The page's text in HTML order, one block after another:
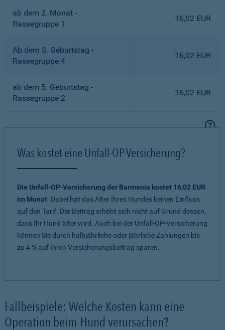
ab dem 2. Monat -
Rassegruppe 1
16,02 EUR
Ab dem 3. Geburtstag -
Rassegruppe 4
16,02 EUR
ab dem 5. Geburtstag -
Rassegruppe 2
16,02 EUR
Was kostet eine Unfall-OP-Versicherung?
Die Unfall-OP-Versicherung der Barmenia kostet 16,02 EUR
im Monat. Dabei hat das Alter Ihres Hundes keinen Einfluss
auf den Tarif. Der Beitrag erhöht sich nicht auf Grund dessen,
dass Ihr Hund älter wird. Auch bei der Unfall-OP-Versicherung
können Sie durch halbjährliche oder jährliche Zahlungen bis
zu 4 % auf Ihren Versicherungsbeitrag sparen.
Fallbeispiele: Welche Kosten kann eine
Operation beim Hund verursachen?